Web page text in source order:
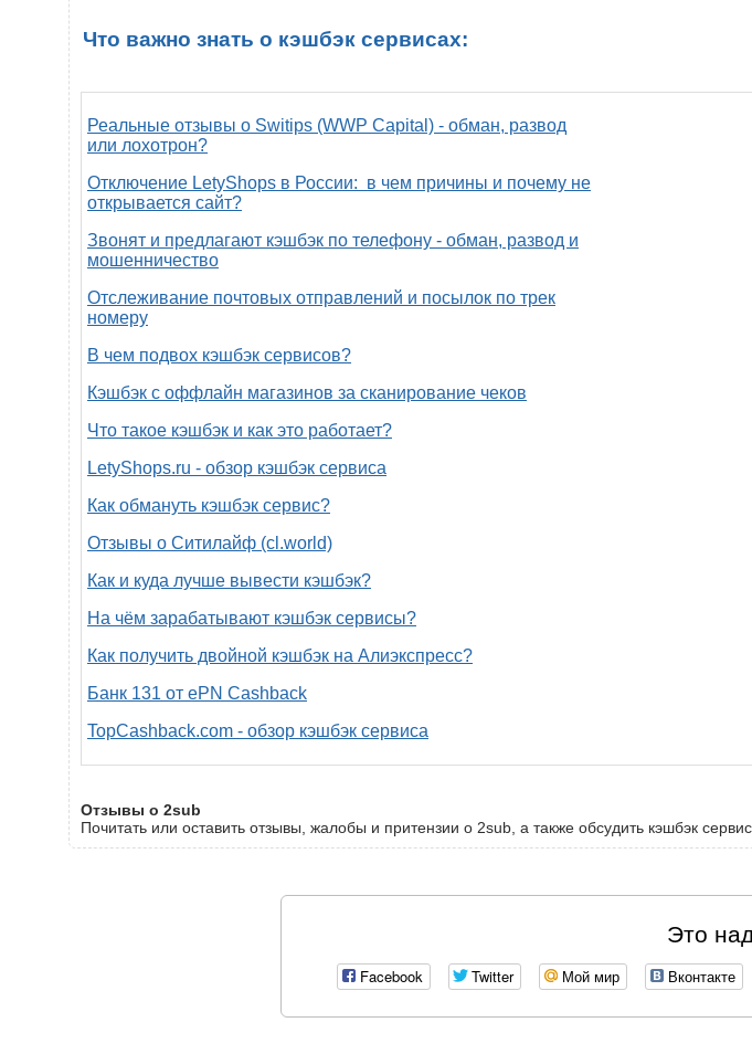
Что важно знать о кэшбэк сервисах:
Реальные отзывы о Switips (WWP Capital) - обман, развод
или лохотрон?
Отключение LetyShops в России: в чем причины и почему не
открывается сайт?
Звонят и предлагают кэшбэк по телефону - обман, развод и
мошенничество
Отслеживание почтовых отправлений и посылок по трек
номеру
В чем подвох кэшбэк сервисов?
Кэшбэк с оффлайн магазинов за сканирование чеков
Что такое кэшбэк и как это работает?
LetyShops.ru - обзор кэшбэк сервиса
Как обмануть кэшбэк сервис?
Отзывы о Ситилайф (cl.world)
Как и куда лучше вывести кэшбэк?
На чём зарабатывают кэшбэк сервисы?
Как получить двойной кэшбэк на Алиэкспресс?
Банк 131 от ePN Cashback
TopCashback.com - обзор кэшбэк сервиса
Отзывы о 2sub
Почитать или оставить отзывы, жалобы и притензии о 2sub, а также обсудить кэшбэк
Это
Facebook Twitter Мой мир Вконтакте